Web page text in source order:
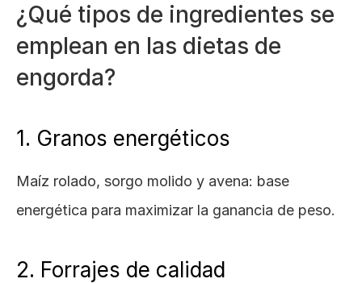
¿Qué tipos de ingredientes se
emplean en las dietas de
engorda?
1. Granos energéticos
Maíz rolado, sorgo molido y avena: base
energética para maximizar la ganancia de peso.
2. Forrajes de calidad